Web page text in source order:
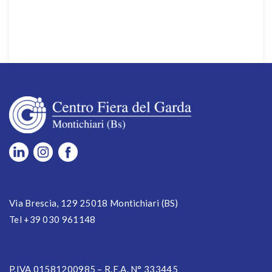
Via Brescia, 129 25018 Montichiari (BS)
Tel +39 030 961148
P.IVA 01581200985 – R.E.A. N° 333445